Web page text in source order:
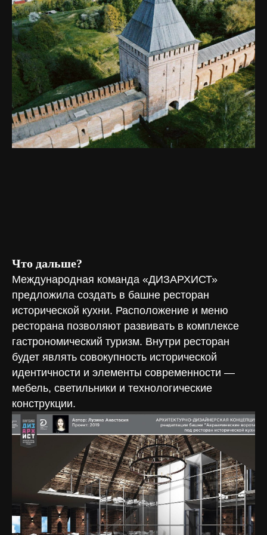
Что дальше?
Международная команда «ДИЗАРХИСТ»
предложила создать в башне ресторан
исторической кухни. Расположение и меню
ресторана позволяют развивать в комплексе
гастрономический туризм. Внутри ресторан
будет являть совокупность исторической
идентичности и элементы современности —
мебель, светильники и технологические
конструкции.
г. Смоленск, ул. Маяковского,
д. 3
Пн-Пт 8:00—18:00
Сб-Вс 10:00—16:00
Поддержать проект
Можете нас поддержать
то вы можете пожертвовать любую сумму
на его развитие
100 ₽ 200 ₽ 500 ₽ 1000 ₽
Своя сумма